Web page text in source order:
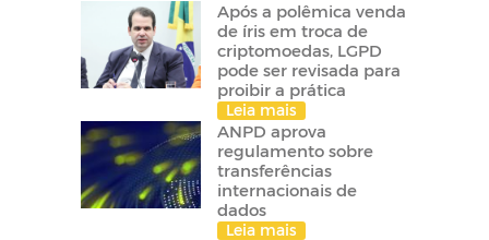
Após a polêmica venda
de íris em troca de
criptomoedas, LGPD
pode ser revisada para
proibir a prática
Leia mais
ANPD aprova
regulamento sobre
transferências
internacionais de
dados
Leia mais